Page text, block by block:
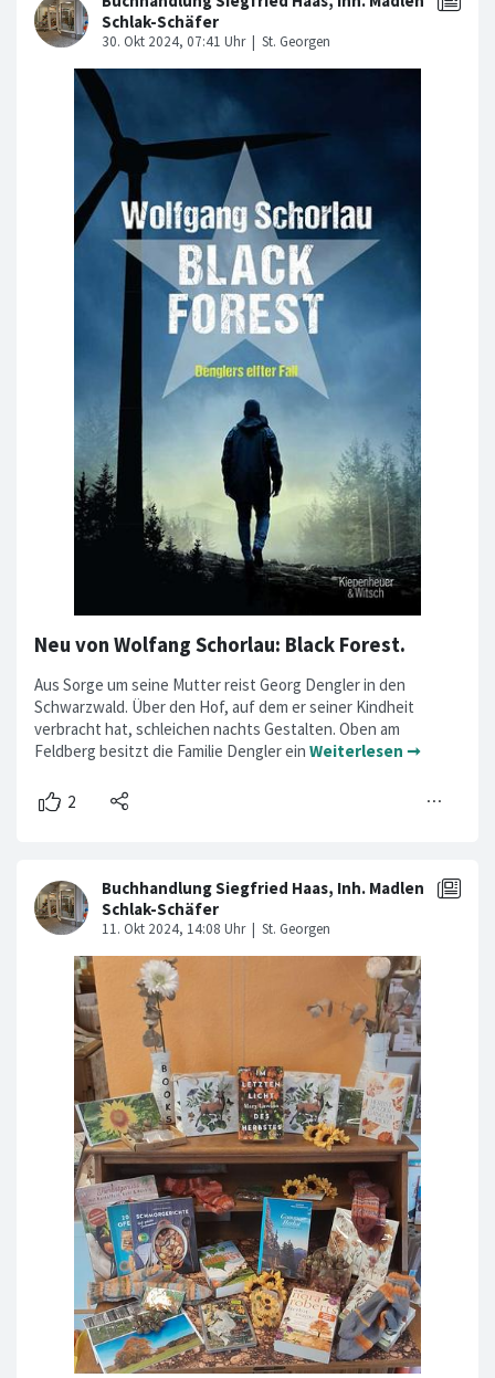
Neu von Wolfang Schorlau: Black Forest.
Aus Sorge um seine Mutter reist Georg Dengler in den
Schwarzwald. Über den Hof, auf dem er seiner Kindheit
verbracht hat, schleichen nachts Gestalten. Oben am
Feldberg besitzt die Familie Dengler ein Weiterlesen ➞